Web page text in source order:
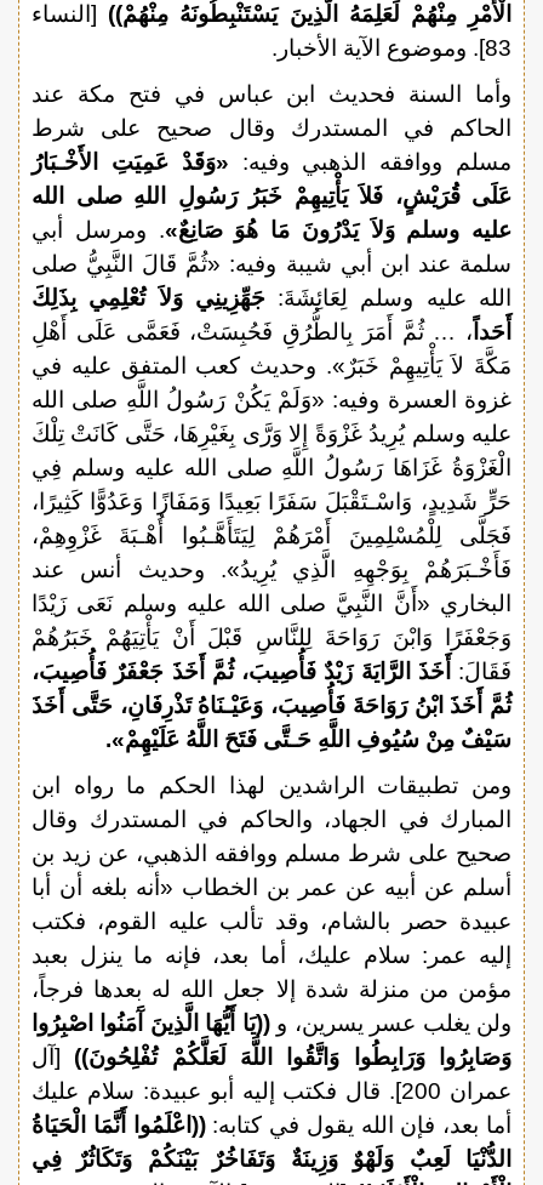
الْأَمْرِ مِنْهُمْ لَعَلِمَهُ الَّذِينَ يَسْتَنْبِطُونَهُ مِنْهُمْ)) [النساء
83]. وموضوع الآية الأخبار.
وأما السنة فحديث ابن عباس في فتح مكة عند
الحاكم في المستدرك وقال صحيح على شرط
مسلم ووافقه الذهبي وفيه: «وَقَدْ عَمِيَتِ الأَخْـبَارُ
عَلَى قُرَيْشٍ، فَلاَ يَأْتِيهِمْ خَبَرُ رَسُولِ اللهِ صلى الله
عليه وسلم وَلاَ يَدْرُونَ مَا هُوَ صَانِعٌ». ومرسل أبي
سلمة عند ابن أبي شيبة وفيه: «ثُمَّ قَالَ النَّبِيُّ صلى
الله عليه وسلم لِعَائِشَةَ:جَهِّزِينِي وَلاَ تُعْلِمِي بِذَلِكَ
أَحَداً ، … ثُمَّ أَمَرَ بِالطُّرُقِ فَحُبِسَتْ، فَعَمَّى عَلَى أَهْلِ
مَكَّةَ لاَ يَأْتِيهِمْ خَبَرٌ». وحديث كعب المتفق عليه في
غزوة العسرة وفيه: «وَلَمْ يَكُنْ رَسُولُ اللَّهِ صلى الله
عليه وسلم يُرِيدُ غَزْوَةً إِلا وَرَّى بِغَيْرِهَا، حَتَّى كَانَتْ تِلْكَ
الْغَزْوَةُ غَزَاهَا رَسُولُ اللَّهِ صلى الله عليه وسلم فِي
حَرٍّ شَدِيدٍ، وَاسْـتَقْبَلَ سَفَرًا بَعِيدًا وَمَفَازًا وَعَدُوًّا كَثِيرًا،
فَجَلَّى لِلْمُسْلِمِينَ أَمْرَهُمْ لِيَتَأَهَّـبُوا أُهْـبَةَ غَزْوِهِمْ،
فَأَخْـبَرَهُمْ بِوَجْهِهِ الَّذِي يُرِيدُ». وحديث أنس عند
البخاري «أَنَّ النَّبِيَّ صلى الله عليه وسلم نَعَى زَيْدًا
وَجَعْفَرًا وَابْنَ رَوَاحَةَ لِلنَّاسِ قَبْلَ أَنْ يَأْتِيَهُمْ خَبَرُهُمْ
فَقَالَ: أَخَذَ الرَّايَةَ زَيْدٌ فَأُصِيبَ، ثُمَّ أَخَذَ جَعْفَرٌ فَأُصِيبَ،
ثُمَّ أَخَذَ ابْنُ رَوَاحَةَ فَأُصِيبَ، وَعَيْـنَاهُ تَذْرِفَانِ، حَتَّى أَخَذَ
سَيْفٌ مِنْ سُيُوفِ اللَّهِ حَـتَّى فَتَحَ اللَّهُ عَلَيْهِمْ».
ومن تطبيقات الراشدين لهذا الحكم ما رواه ابن
المبارك في الجهاد، والحاكم في المستدرك وقال
صحيح على شرط مسلم ووافقه الذهبي، عن زيد بن
أسلم عن أبيه عن عمر بن الخطاب «أنه بلغه أن أبا
عبيدة حصر بالشام، وقد تألب عليه القوم، فكتب
إليه عمر: سلام عليك، أما بعد، فإنه ما ينزل بعبد
مؤمن من منزلة شدة إلا جعل الله له بعدها فرجاً،
ولن يغلب عسر يسرين، و((يَا أَيُّهَا الَّذِينَ آَمَنُوا اصْبِرُوا
وَصَابِرُوا وَرَابِطُوا وَاتَّقُوا اللَّهَ لَعَلَّكُمْ تُفْلِحُونَ)) [آل
عمران 200]. قال فكتب إليه أبو عبيدة: سلام عليك
أما بعد، فإن الله يقول في كتابه:((اعْلَمُوا أَنَّمَا الْحَيَاةُ
الدُّنْيَا لَعِبٌ وَلَهْوٌ وَزِينَةٌ وَتَفَاخُرٌ بَيْنَكُمْ وَتَكَاثُرٌ فِي